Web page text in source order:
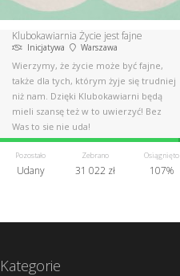
Klubokawiarnia Życie jest fajne
Inicjatywa Warszawa
Wierzymy, że życie może być fajne,
także dla tych, którym żyje się trudniej
niż nam. Dzięki Klubokawiarni będą
mieli szansę też w to uwierzyć! Bez
Was to się nie uda!
Pozostało
Udany
Zebrano
31 022 zł
Osiągnięto
107%
Kategorie